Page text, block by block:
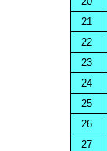
21
22
23
24
25
26
27